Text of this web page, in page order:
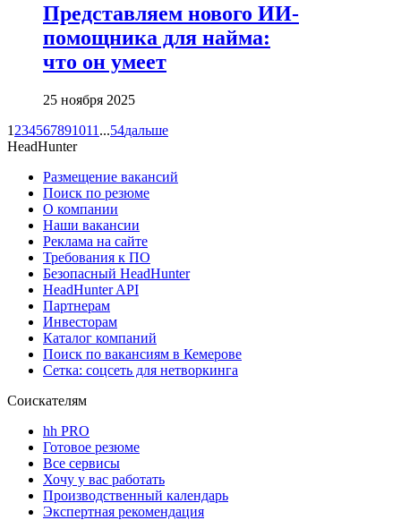
Представляем нового ИИ-
помощника для найма:
что он умеет
25 ноября 2025
1 234567891011 ...54дальше
HeadHunter
Размещение вакансий
Поиск по резюме
О компании
Наши вакансии
Реклама на сайте
Требования к ПО
Безопасный HeadHunter
HeadHunter API
Партнерам
Инвесторам
Каталог компаний
Поиск по вакансиям в Кемерове
Сетка: соцсеть для нетворкинга
Соискателям
hh PRO
Готовое резюме
Все сервисы
Хочу у вас работать
Производственный календарь
Экспертная рекомендация